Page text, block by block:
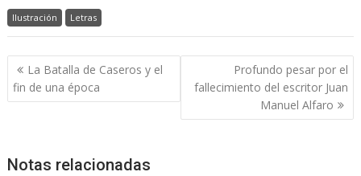
Ilustración Letras
Navegación
de
entradas
La Batalla de Caseros y el
fin de una época
Profundo pesar por el
fallecimiento del escritor Juan
Manuel Alfaro
Notas relacionadas